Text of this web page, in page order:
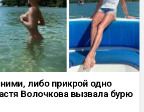
либо прикрой одно
Волочкова вызвала бурю